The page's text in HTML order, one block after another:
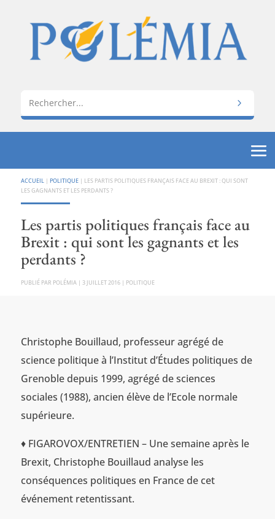
ACCUEIL | POLITIQUE| LES PARTIS POLITIQUES FRANÇAIS FACE AU BREXIT : QUI SONT
LES GAGNANTS ET LES PERDANTS ?
Les partis politiques français face au
Brexit : qui sont les gagnants et les
perdants ?
PAR POLÉMIA | 3 JUILLET 2016| POLITIQUE
Christophe Bouillaud, professeur agrégé de
science politique à l’Institut d’Études politiques de
Grenoble depuis 1999, agrégé de sciences
sociales (1988), ancien élève de l’Ecole normale
supérieure.
♦ FIGAROVOX/ENTRETIEN – Une semaine après le
Brexit, Christophe Bouillaud analyse les
conséquences politiques en France de cet
événement retentissant.